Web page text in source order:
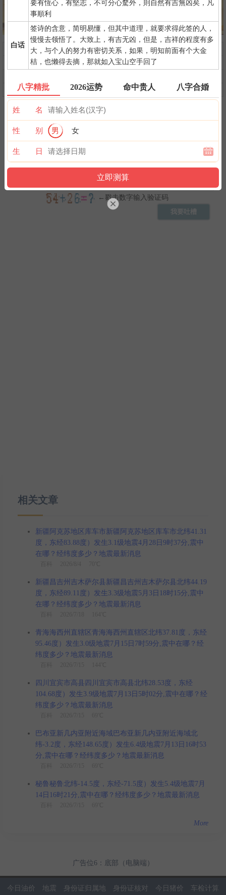
要有恆心，有堅志，不可分心騖外，則自然有吉無凶矣，凡
事順利
白话
签诗的含意，简明易懂，但其中道理，就要求得此签的人，
慢慢去领悟了。大致上，有吉无凶，但是，吉祥的程度有多
大，与个人的努力有密切关系，如果，明知前面有个大金
桔，也懒得去摘，那就如入宝山空手回了
八字精批 2026运势 命中贵人 八字合婚
姓 名
性 别 男 女
生 日
问前程 命中贵人
第一桶金
命中小人
命中劫财
旺夫旺妻
翻身转机 AI手相
相关文章
新疆阿克苏地区库车市新疆阿克苏地区库车市北纬41.31
度，东经83.88度）发生3.1级地震4月28日9时37分,震中
在哪？经纬度多少？地震最新消息
新疆昌吉州吉木萨尔县新疆昌吉州吉木萨尔县北纬44.19
度，东经89.11度）发生3.3级地震5月3日18时15分,震中
在哪？经纬度多少？地震最新消息
青海海西州直辖区青海海西州直辖区北纬37.81度，东经
95.46度）发生3.0级地震7月15日7时59分,震中在哪？经
纬度多少？地震最新消息
四川宜宾市高县四川宜宾市高县北纬28.53度，东经
104.68度）发生3.9级地震7月13日5时02分,震中在哪？经
纬度多少？地震最新消息
巴布亚新几内亚附近海域巴布亚新几内亚附近海域北
纬-3.2度，东经148.65度）发生6.4级地震7月13日16时53
分,震中在哪？经纬度多少？地震最新消息
秘鲁秘鲁北纬-14.5度，东经-71.5度）发生5.4级地震7月
14日16时21分,震中在哪？经纬度多少？地震最新消息
More
广告位6：底部（电脑端）
今日油价 地震 身份证归属地 身份证核对 今日猪价 车检计算